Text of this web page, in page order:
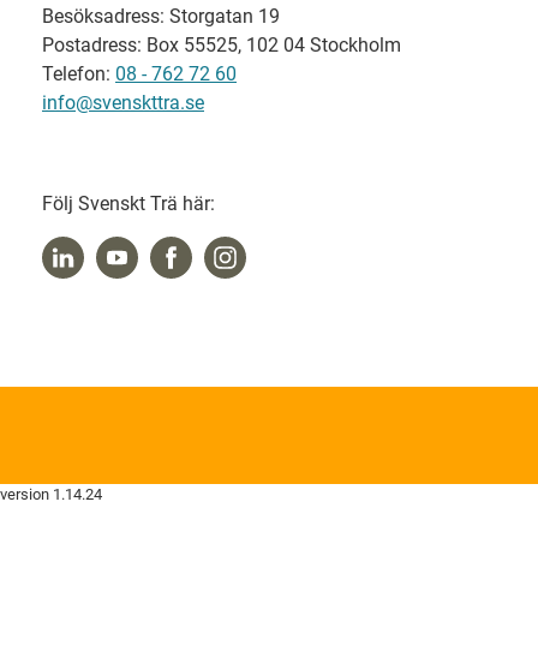
Besöksadress: Storgatan 19
Postadress: Box 55525, 102 04 Stockholm
Telefon: 08 - 762 72 60
info@svenskttra.se
Följ Svenskt Trä här:
version 1.14.24